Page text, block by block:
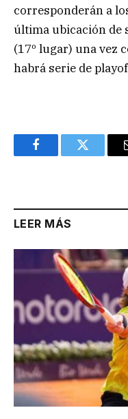
corresponderán a
última ubicación de
(17º lugar) una vez
habrá serie de
FacebookTwitter
LEER MÁS